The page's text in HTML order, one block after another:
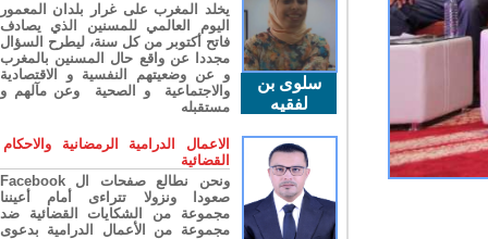
سلوى بن
لفقيه
يخلد المغرب على غرار بلدان المعمور
اليوم العالمي للمسنين الذي يصادف
فاتح أكتوبر من كل سنة، ليطرح السؤال
مجددا عن واقع حال المسنين بالمغرب
و عن وضعيتهم النفسية و الاقتصادية
والاجتماعية و الصحية وعن مآلهم و
مستقبله
الاعمال الدرامية الرمضانية والاحكام
القضائية
ونحن نطالع صفحات ال Facebook
صعودا ونزولا تتراءى أمام أعيننا
مجموعة من الشكايات القضائية ضد
مجموعة من الأعمال الدرامية بدعوى